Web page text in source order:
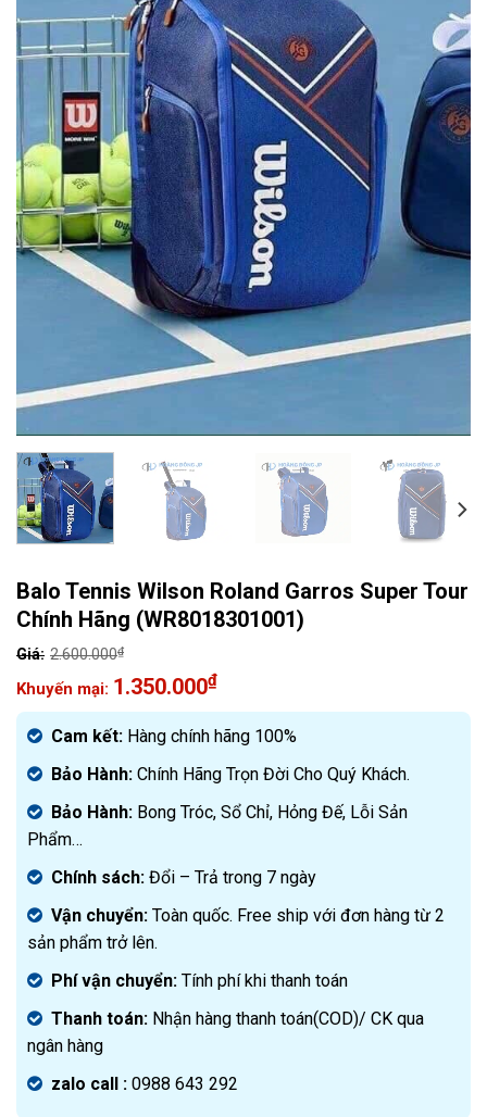
Balo Tennis Wilson Roland Garros Super Tour
Chính Hãng (WR8018301001)
2.600.000₫
Giá
gốc
là:
2.600.000₫.
1.350.000₫
Giá
hiện
tại
là:
1.350.000₫.
Cam kết: Hàng chính hãng 100%
Bảo Hành: Chính Hãng Trọn Đời Cho Quý Khách.
Bảo Hành: Bong Tróc, Sổ Chỉ, Hỏng Đế, Lỗi Sản
Phẩm…
Chính sách: Đổi – Trả trong 7 ngày
Vận chuyển: Toàn quốc. Free ship với đơn hàng từ 2
sản phẩm trở lên.
Phí vận chuyển: Tính phí khi thanh toán
Thanh toán: Nhận hàng thanh toán(COD)/ CK qua
ngân hàng
zalo call : 0988 643 292